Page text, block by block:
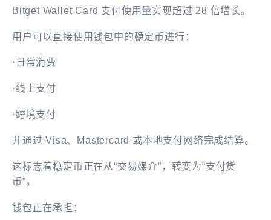
Bitget Wallet Card 支付使用量实现超过 28 倍增长。
用户可以直接使用钱包中的稳定币进行：
·日常消费
·线上支付
·跨境支付
并通过 Visa、Mastercard 或本地支付网络完成结算。
这标志着稳定币正在从“交易媒介”，转变为“支付货
币”。
钱包正在承担：